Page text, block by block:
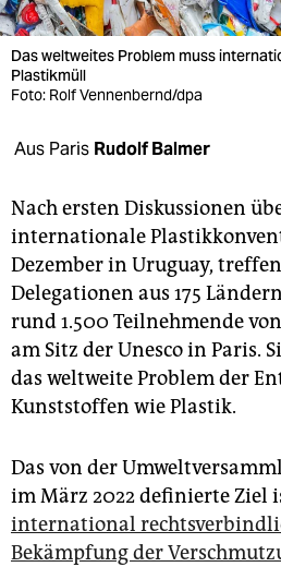
verlag
verlag
shop
fragen & hilfe
unterstützen
abo
genossenschaft
epaper login
Das weltweites Problem muss
Plastikmüll
Foto: Rolf Vennenbernd/dpa
Aus Paris Rudolf Balmer
Nach ersten Diskussionen
internationale
Dezember in Uruguay,
Delegationen aus 175
rund 1.500 Teilnehmende
am Sitz der Unesco in Paris.
das weltweite Problem der
Kunststoffen wie Plastik.
Das von der
im März 2022 definierte Ziel
international
Bekämpfung der